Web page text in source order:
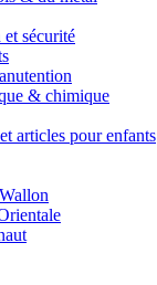
sécurité
& chimique
articles pour enfants